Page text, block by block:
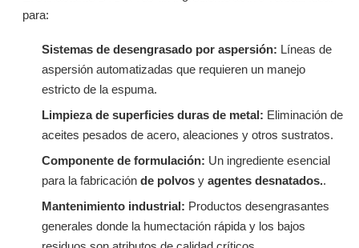
para:
Sistemas de desengrasado por aspersión: Líneas de
aspersión automatizadas que requieren un manejo
estricto de la espuma.
Limpieza de superficies duras de metal: Eliminación de
aceites pesados ​​de acero, aleaciones y otros sustratos.
Componente de formulación: Un ingrediente esencial
para la fabricación de polvos y agentes desnatados..
Mantenimiento industrial: Productos desengrasantes
generales donde la humectación rápida y los bajos